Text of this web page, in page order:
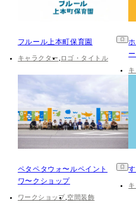
フルール上本町保育園
キャラクター ロゴ・タイトル
ペタペタウォ〜ルペイント
ワ〜クショップ
ワークショップ 空間装飾